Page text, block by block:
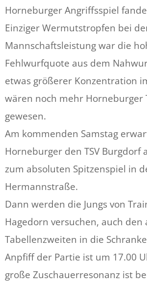
Horneburger Angriffsspiel
Einziger Wermutstropfen bei
Mannschaftsleistung war die
Fehlwurfquote aus dem
etwas größerer Konzentration
wären noch mehr Horneburger
gewesen.
Am kommenden Samstag
Horneburger den TSV Burgdorf
zum absoluten Spitzenspiel in
Hermannstraße.
Dann werden die Jungs von
Hagedorn versuchen, auch den
Tabellenzweiten in die
Anpfiff der Partie ist um 17.00
große Zuschauerresonanz ist